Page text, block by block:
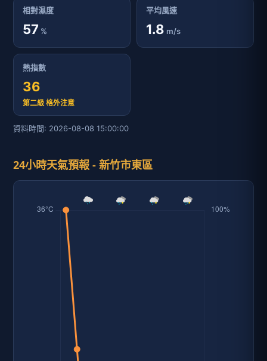
相對濕度
57 %
平均風速
1.8 m/s
熱指數
36
第二級 格外注意
資料時間: 2026-08-08 15:00:00
24小時天氣預報 - 新竹市東區